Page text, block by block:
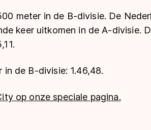
meter in de B-divisie. De
keer uitkomen in de A-divisie.
de B-divisie: 1.46,48.
op onze speciale pagina.